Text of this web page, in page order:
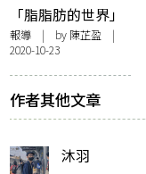
讀
「脂脂肪的世界」
原畫展：療癒的肥
肉，進擊的肉體
報導 | by 陳芷盈 |
2020-10-23
作者其他文章
沐羽